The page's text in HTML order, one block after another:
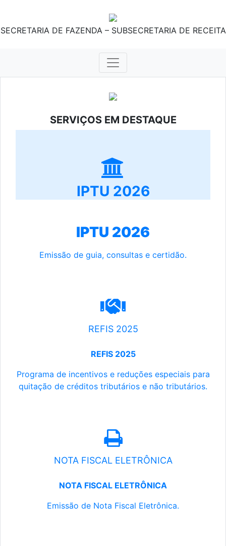
SECRETARIA DE FAZENDA – SUBSECRETARIA DE RECEITA
SERVIÇOS EM DESTAQUE
IPTU 2026
IPTU 2026
Emissão de guia, consultas e certidão.
REFIS 2025
REFIS 2025
Programa de incentivos e reduções especiais para
quitação de créditos tributários e não tributários.
NOTA FISCAL ELETRÔNICA
NOTA FISCAL ELETRÔNICA
Emissão de Nota Fiscal Eletrônica.